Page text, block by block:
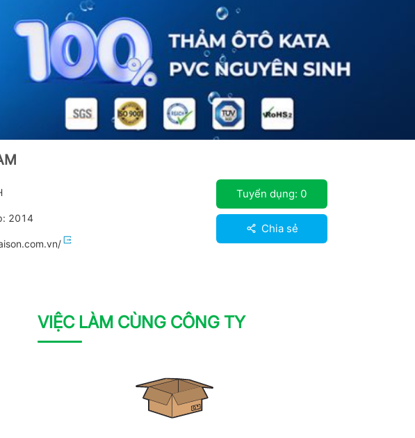
2014
Tuyển dụng: 0
Chia sẻ
VIỆC LÀM CÙNG CÔNG TY